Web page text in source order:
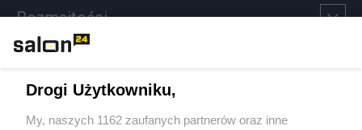
Rozmaitości
Sport
Drogi Użytkowniku,
My, naszych 1162 zaufanych partnerów oraz inne